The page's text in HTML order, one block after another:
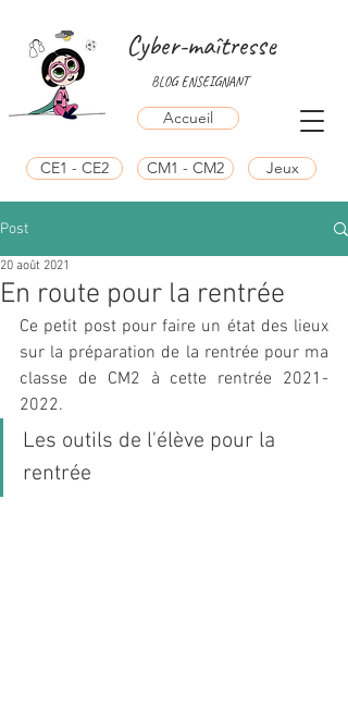
Cyber-maîtresse
BLOG ENSEIGNANT
Accueil
CE1 - CE2 CM1 - CM2 Jeux
Post
En route pour la rentrée
20 août 2021
Ce petit post pour faire un état des lieux
sur la préparation de la rentrée pour ma
classe de CM2 à cette rentrée 2021-
2022.
Les outils de l'élève pour la
rentrée